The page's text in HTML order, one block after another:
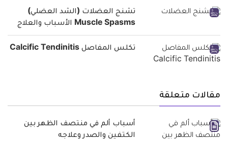
تشنج العضلات (الشد العضلي)
Muscle Spasms الأسباب والعلاج
تكلس المفاصل Calcific Tendinitis
مقالات متعلقة
أسباب ألم في منتصف الظهر بين
الكتفين والصدر وعلاجه